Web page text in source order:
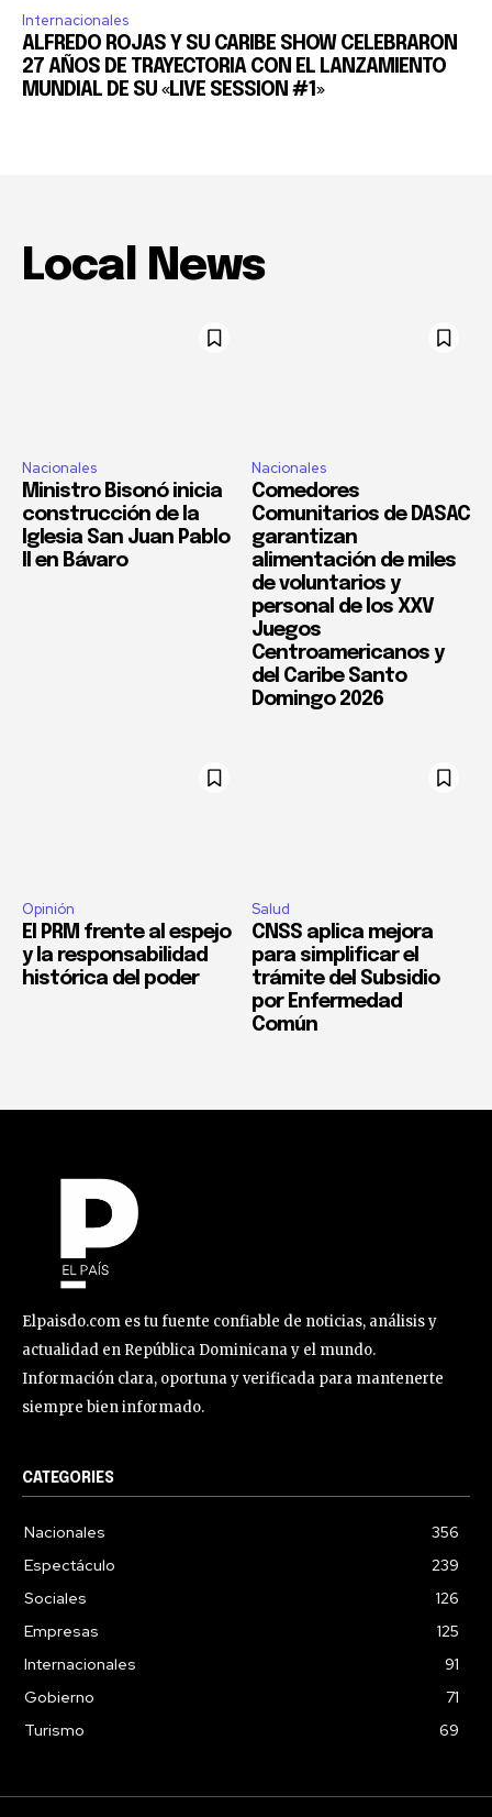
Internacionales
ALFREDO ROJAS Y SU CARIBE SHOW CELEBRARON
27 AÑOS DE TRAYECTORIA CON EL LANZAMIENTO
MUNDIAL DE SU «LIVE SESSION #1»
Local News
Nacionales
Ministro Bisonó inicia
construcción de la
Iglesia San Juan Pablo
II en Bávaro
Nacionales
Comedores
Comunitarios de DASAC
garantizan
alimentación de miles
de voluntarios y
personal de los XXV
Juegos
Centroamericanos y
del Caribe Santo
Domingo 2026
Opinión
El PRM frente al espejo
y la responsabilidad
histórica del poder
Salud
CNSS aplica mejora
para simplificar el
trámite del Subsidio
por Enfermedad
Común
Elpaisdo.com es tu fuente confiable de noticias, análisis y
actualidad en República Dominicana y el mundo.
Información clara, oportuna y verificada para mantenerte
siempre bien informado.
CATEGORIES
Nacionales
356
Espectáculo
239
Sociales
126
Empresas
125
Internacionales
91
Gobierno
71
Turismo
69